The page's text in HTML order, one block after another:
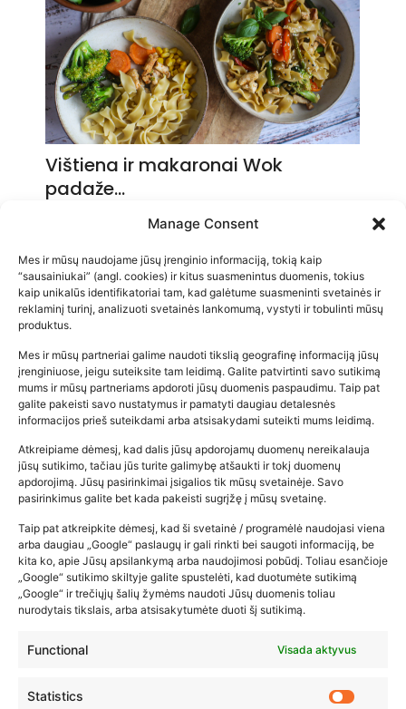
Manage Consent
Mes ir mūsų naudojame jūsų įrenginio informaciją, tokią kaip
“sausainiukai” (angl. cookies) ir kitus suasmenintus duomenis, tokius
kaip unikalūs identifikatoriai tam, kad galėtume suasmeninti svetainės ir
reklaminį turinį, analizuoti svetainės lankomumą, vystyti ir tobulinti mūsų
produktus.
Mes ir mūsų partneriai galime naudoti tikslią geografinę informaciją jūsų
įrenginiuose, jeigu suteiksite tam leidimą. Galite patvirtinti savo sutikimą
mums ir mūsų partneriams apdoroti jūsų duomenis paspaudimu. Taip pat
galite pakeisti savo nustatymus ir pamatyti daugiau detalesnės
informacijos prieš suteikdami arba atsisakydami suteikti mums leidimą.
Atkreipiame dėmesį, kad dalis jūsų apdorojamų duomenų nereikalauja
jūsų sutikimo, tačiau jūs turite galimybę atšaukti ir tokį duomenų
apdorojimą. Jūsų pasirinkimai įsigalios tik mūsų svetainėje. Savo
pasirinkimus galite bet kada pakeisti sugrįžę į mūsų svetainę.
Taip pat atkreipkite dėmesį, kad ši svetainė / programėlė naudojasi viena
arba daugiau „Google“ paslaugų ir gali rinkti bei saugoti informaciją, be
kita ko, apie Jūsų apsilankymą arba naudojimosi pobūdį. Toliau esančioje
„Google“ sutikimo skiltyje galite spustelėti, kad duotumėte sutikimą
„Google“ ir trečiųjų šalių žymėms naudoti Jūsų duomenis toliau
nurodytais tikslais, arba atsisakytumėte duoti šį sutikimą.
Functional Visada aktyvus
Statistics
Vištiena ir makaronai Wok
padaže…
Populiariausios parduotuvės
kūdikių tyrelės –…
2026-02-22